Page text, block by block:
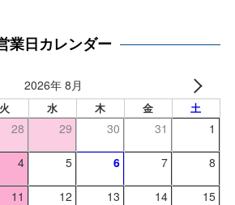
業日カレンダー
2026年 8月
火 水 木 金 土
28 29 30 31 1
4 5 6 7 8
11 12 13 14 15